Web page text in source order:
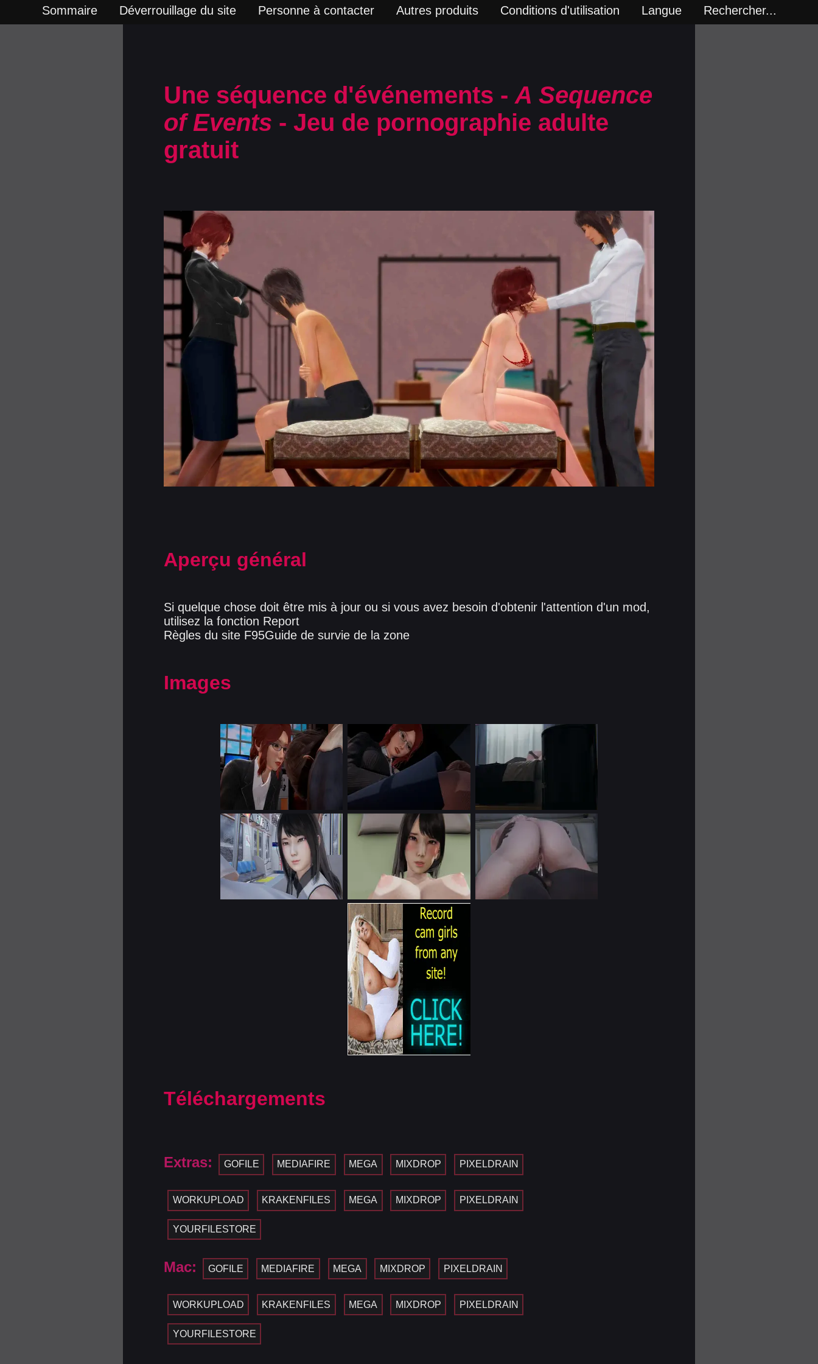
Sommaire Déverrouillage du site Personne à contacter Autres produits Conditions d'utilisation Langue Rechercher...
Une séquence d'événements - A Sequence
of Events - Jeu de pornographie adulte
gratuit
Aperçu général
Si quelque chose doit être mis à jour ou si vous avez besoin d'obtenir l'attention d'un mod,
utilisez la fonction Report
Règles du site F95Guide de survie de la zone
Images
Téléchargements
Extras: GOFILE MEDIAFIRE MEGA MIXDROP PIXELDRAIN
WORKUPLOAD KRAKENFILES MEGA MIXDROP PIXELDRAIN
YOURFILESTORE
Mac: GOFILE MEDIAFIRE MEGA MIXDROP PIXELDRAIN
WORKUPLOAD KRAKENFILES MEGA MIXDROP PIXELDRAIN
YOURFILESTORE